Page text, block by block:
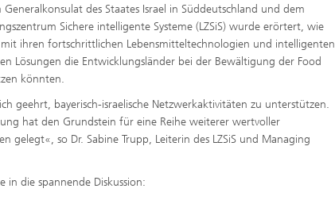
des Staates Israel in Süddeutschland und dem
Sichere intelligente Systeme (LZSiS) wurde erörtert, wie
mit ihren fortschrittlichen Lebensmitteltechnologien und intelligenten
Lösungen die Entwicklungsländer bei der Bewältigung der Food
könnten.
geehrt, bayerisch-israelische Netzwerkaktivitäten zu unterstützen.
hat den Grundstein für eine Reihe weiterer wertvoller
gelegt«, so Dr. Sabine Trupp, Leiterin des LZSiS und Managing
in die spannende Diskussion: